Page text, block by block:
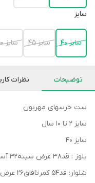
سایز
سایز 40 سایز 45 سایز 50
توضیحات نظرات
ست خرسهای مهربون
سایز ۲ تا ۱۰ سال
سایز ۴۰
بلوز : قد۳۸ عرض سینه۳۲ آستین ازیقه۴۰
شلوار: قد۵۴ کمرتافاق۲۶ عرض کمر۱۸تا۲۸